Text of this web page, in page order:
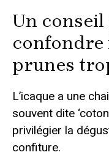
Un
confondre
prunes
L’icaque a une
souvent dite
privilégier la
confiture.